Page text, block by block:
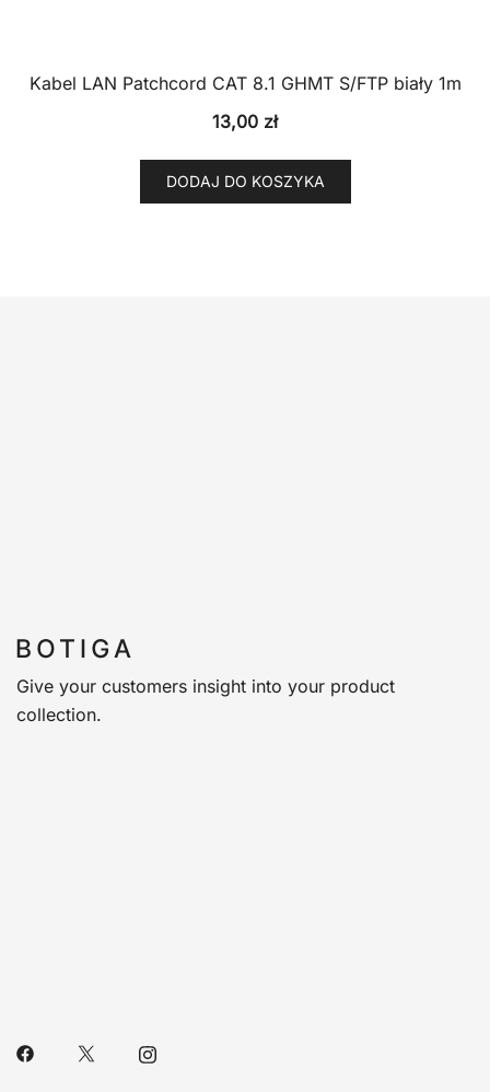
Kabel LAN Patchcord CAT 8.1 GHMT S/FTP biały 1m
13,00 zł
DODAJ DO KOSZYKA
Give your customers insight into your product
collection.